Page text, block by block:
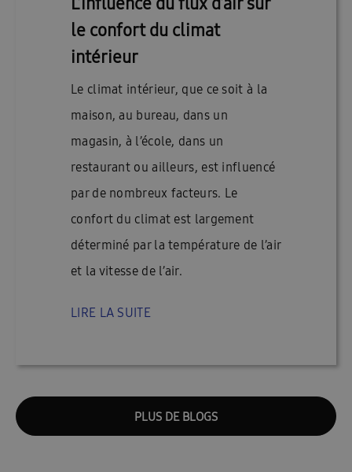
le confort du climat
intérieur
Le climat intérieur, que ce soit à la
maison, au bureau, dans un
magasin, à l’école, dans un
restaurant ou ailleurs, est influencé
par de nombreux facteurs. Le
confort du climat est largement
déterminé par la température de l’air
et la vitesse de l’air.
LIRE LA SUITE
PLUS DE BLOGS